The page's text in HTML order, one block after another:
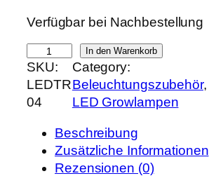
c
h
e
r
P
e
i
s
r
e
i
s
i
t
:
2
Verfügbar bei Nachbestellung
r
e
e
In den Warenkorb
SKU:
LEDTR
04
Category:
Beleuchtungszubehör
LED Growlampen
Beschreibung
Zusätzliche Informationen
Rezensionen (0)